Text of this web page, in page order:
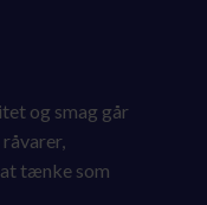
og smag går
tænke som